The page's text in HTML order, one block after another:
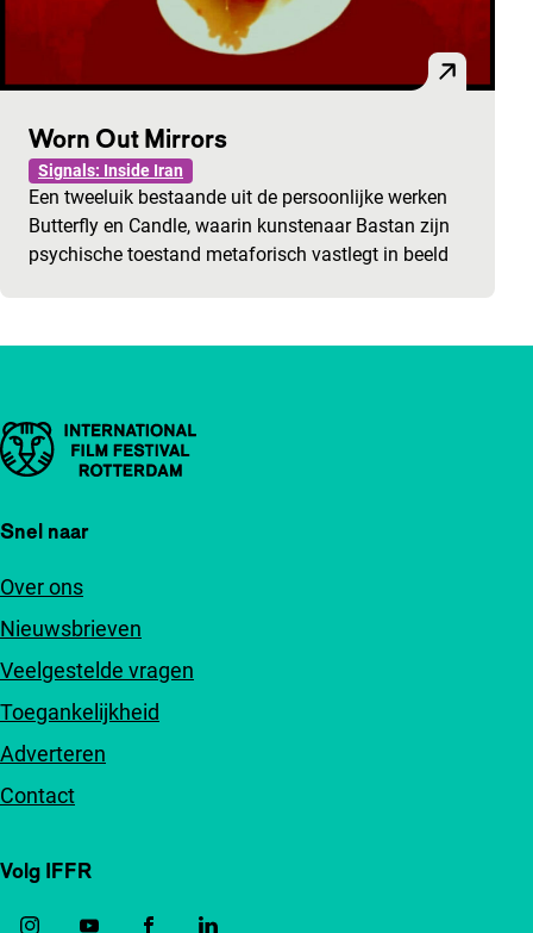
Worn Out Mirrors
Signals: Inside Iran
Een tweeluik bestaande uit de persoonlijke werken
Butterfly en Candle, waarin kunstenaar Bastan zijn
psychische toestand metaforisch vastlegt in beeld
Belangrijke links
Snel naar
Over ons
Nieuwsbrieven
Veelgestelde vragen
Toegankelijkheid
Adverteren
Contact
Volg IFFR